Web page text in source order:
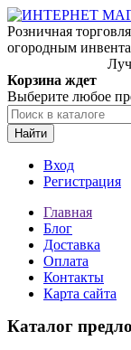
Розничная
огородным
Корзина ждет
Выберите любое
Найти
Вход
Регистрация
Главная
Блог
Доставка
Оплата
Контакты
Карта сайта
Каталог